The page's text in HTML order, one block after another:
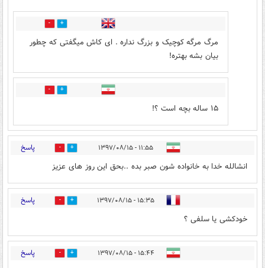
2
مرگ مرگه کوچیک و بزرگ نداره . ای کاش میگفتی که چطور
بیان بشه بهتره!
2
۱۵ ساله بچه است ؟!
۱۱:۵۵ - ۱۳۹۷/۰۸/۱۵ 20 پاسخ
انشالله خدا به خانواده شون صبر بده ..بحق این روز های عزیز
۱۵:۳۵ - ۱۳۹۷/۰۸/۱۵ 0 پاسخ
خودکشی یا سلفی ؟
۱۵:۴۴ - ۱۳۹۷/۰۸/۱۵ 8 پاسخ